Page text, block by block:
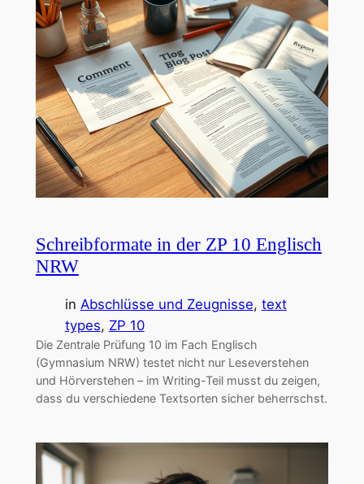
Schreibformate in der ZP 10 Englisch
NRW
in Abschlüsse und Zeugnisse, text
types, ZP 10
Die Zentrale Prüfung 10 im Fach Englisch
(Gymnasium NRW) testet nicht nur Leseverstehen
und Hörverstehen – im Writing-Teil musst du zeigen,
dass du verschiedene Textsorten sicher beherrschst.